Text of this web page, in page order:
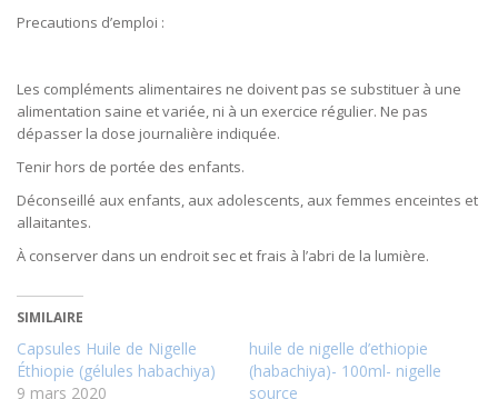
Precautions d’emploi :
Les compléments alimentaires ne doivent pas se substituer à une
alimentation saine et variée, ni à un exercice régulier. Ne pas
dépasser la dose journalière indiquée.
Tenir hors de portée des enfants.
Déconseillé aux enfants, aux adolescents, aux femmes enceintes et
allaitantes.
À conserver dans un endroit sec et frais à l’abri de la lumière.
SIMILAIRE
Capsules Huile de Nigelle
Éthiopie (gélules habachiya)
9 mars 2020
huile de nigelle d’ethiopie
(habachiya)- 100ml- nigelle
source